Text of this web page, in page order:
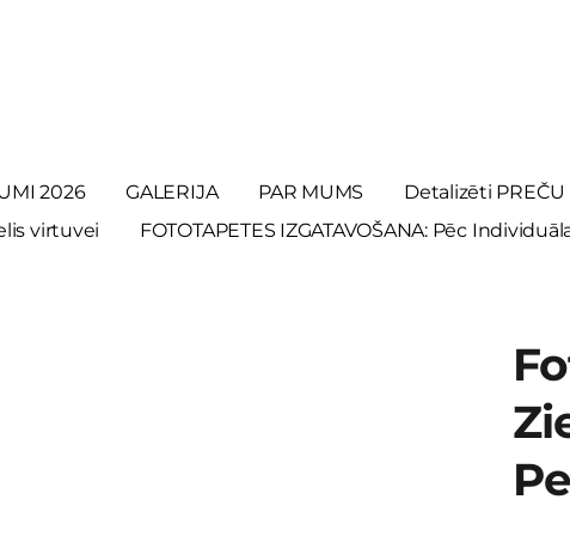
2026 GALERIJA PAR MUMS Detalizēti PREČU
virtuvei
FOTOTAPETES IZGATAVOŠANA: Pēc